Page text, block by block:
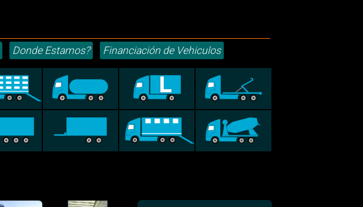
Donde Estamos? Financiación de Vehiculos